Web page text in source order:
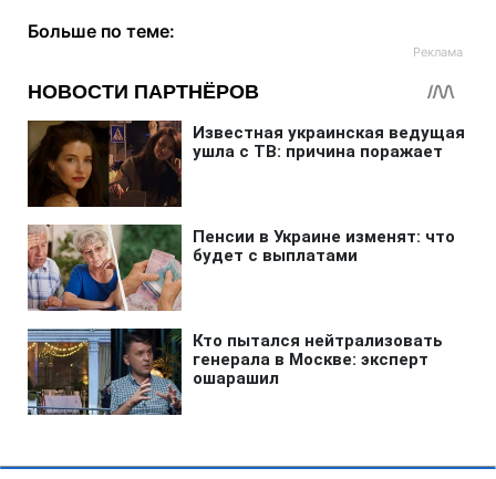
Больше по теме: